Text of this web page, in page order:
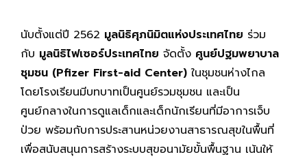
นับตั้งแต่ปี 2562 มูลนิธิศุภนิมิตแห่งประเทศไทย ร่วม
กับ มูลนิธิไฟเซอร์ประเทศไทย จัดตั้ง ศูนย์ปฐมพยาบาล
ชุมชน (Pfizer First-aid Center) ในชุมชนห่างไกล
โดยโรงเรียนมีบทบาทเป็นศูนย์รวมชุมชน และเป็น
ศูนย์กลางในการดูแลเด็กและเด็กนักเรียนที่มีอาการเจ็บ
ป่วย พร้อมกับการประสานหน่วยงานสาธารณสุขในพื้นที่
เพื่อสนับสนุนการสร้างระบบสุขอนามัยขั้นพื้นฐาน เน้นให้